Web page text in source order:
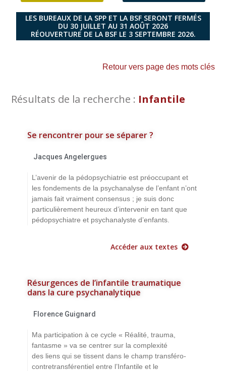
LES BUREAUX DE LA SPP ET LA BSF SERONT FERMÉS
DU 30 JUILLET AU 31 AOÛT 2026
RÉOUVERTURE DE LA BSF LE 3 SEPTEMBRE 2026.
Retour vers page des mots clés
Résultats de la recherche : Infantile
Se rencontrer pour se séparer ?
Jacques Angelergues
L’avenir de la pédopsychiatrie est préoccupant et
les fondements de la psychanalyse de l’enfant n’ont
jamais fait vraiment consensus ; je suis donc
particulièrement heureux d’intervenir en tant que
pédopsychiatre et psychanalyste d’enfants.
Accéder aux textes
Résurgences de l’infantile traumatique
dans la cure psychanalytique
Florence Guignard
Ma participation à ce cycle « Réalité, trauma,
fantasme » va se centrer sur la complexité
des liens qui se tissent dans le champ transféro-
contretransférentiel entre l’Infantile et le